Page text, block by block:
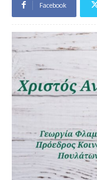
Facebook